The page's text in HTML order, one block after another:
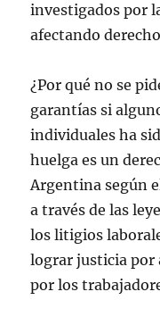
investigados por
afectando
¿Por qué no se
garantías si
individuales ha
huelga es un
Argentina según
a través de las
los litigios
lograr justicia por
por los